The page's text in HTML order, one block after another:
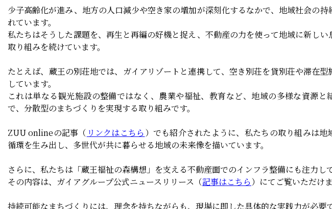
少子高齢化が進み、地方の人口減少や空き家の増加が深刻化するなかで、地域社会の持
れています。
私たちはそうした課題を、再生と再編の好機と捉え、不動産の力を使って地域に新しい
取り組みを続けています。
たとえば、蔵王の別荘地では、ガイアリゾートと連携して、空き別荘を貸別荘や滞在型
しています。
これは単なる観光施設の整備ではなく、農業や福祉、教育など、地域の多様な資源と
で、分散型のまちづくりを実現する取り組みです。
ZUU onlineの記事（ リンクはこちら ）でも紹介されたように、私たちの取り組みは地
循環を生み出し、多世代が共に暮らせる地域の未来像を描いています。
さらに、私たちは「蔵王福祉の森構想」を支える不動産面でのインフラ整備にも注力して
その内容は、ガイアグループ公式ニュースリリース（記事はこちら）にてご覧いただけま
持続可能なまちづくりには、理念を持ちながらも、現場に即した具体的な実践力が必要で